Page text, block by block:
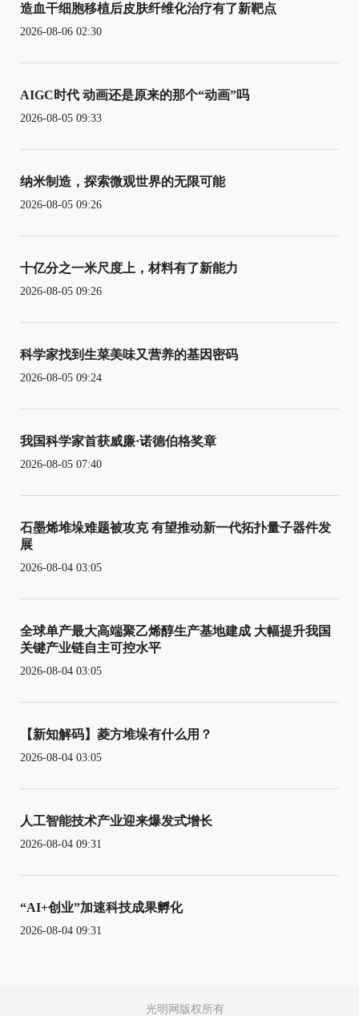
造血干细胞移植后皮肤纤维化治疗有了新靶点
2026-08-06 02:30
AIGC时代 动画还是原来的那个“动画”吗
2026-08-05 09:33
纳米制造，探索微观世界的无限可能
2026-08-05 09:26
十亿分之一米尺度上，材料有了新能力
2026-08-05 09:26
科学家找到生菜美味又营养的基因密码
2026-08-05 09:24
我国科学家首获威廉·诺德伯格奖章
2026-08-05 07:40
石墨烯堆垛难题被攻克 有望推动新一代拓扑量子器件发
展
2026-08-04 03:05
全球单产最大高端聚乙烯醇生产基地建成 大幅提升我国
关键产业链自主可控水平
2026-08-04 03:05
【新知解码】菱方堆垛有什么用？
2026-08-04 03:05
人工智能技术产业迎来爆发式增长
2026-08-04 09:31
“AI+创业”加速科技成果孵化
2026-08-04 09:31
光明网版权所有